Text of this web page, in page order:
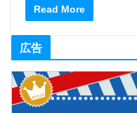
Read More
広告